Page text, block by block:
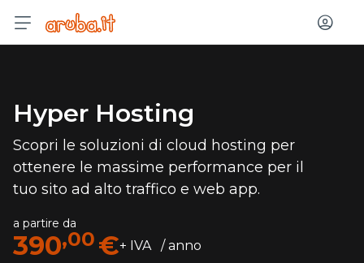
Hyper Hosting
Scopri le soluzioni di cloud hosting per
ottenere le massime performance per il
tuo sito ad alto traffico e web app.
a partire da
390,00 €+ IVA / anno